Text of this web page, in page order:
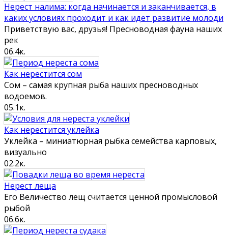
Нерест налима: когда начинается и заканчивается, в
каких условиях проходит и как идет развитие молоди
Приветствую вас, друзья! Пресноводная фауна наших
рек
06.4к.
Как нерестится сом
Сом – самая крупная рыба наших пресноводных
водоемов.
05.1к.
Как нерестится уклейка
Уклейка – миниатюрная рыбка семейства карповых,
визуально
02.2к.
Нерест леща
Его Величество лещ считается ценной промысловой
рыбой
06.6к.